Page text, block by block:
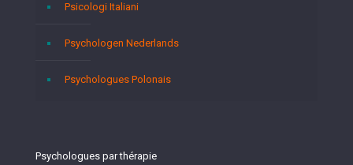
Psicologi Italiani
Psychologen Nederlands
Psychologues Polonais
Psychologues par thérapie